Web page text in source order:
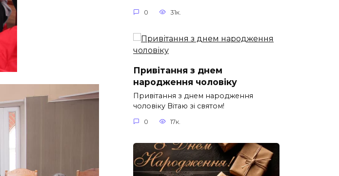
0 31к.
Привітання з днем
народження чоловіку
Привітання з днем народження
чоловіку Вітаю зі святом!
0 17к.